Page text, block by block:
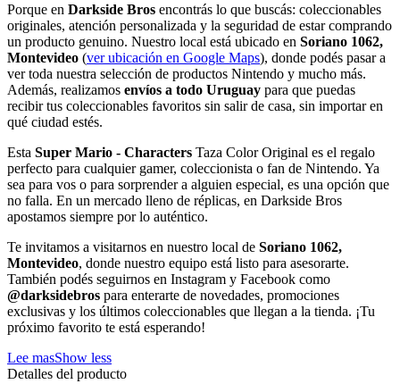
Porque en Darkside Bros encontrás lo que buscás: coleccionables
originales, atención personalizada y la seguridad de estar comprando
un producto genuino. Nuestro local está ubicado en Soriano 1062,
Montevideo (ver ubicación en Google Maps), donde podés pasar a
ver toda nuestra selección de productos Nintendo y mucho más.
Además, realizamos envíos a todo Uruguay para que puedas
recibir tus coleccionables favoritos sin salir de casa, sin importar en
qué ciudad estés.
Esta Super Mario - Characters Taza Color Original es el regalo
perfecto para cualquier gamer, coleccionista o fan de Nintendo. Ya
sea para vos o para sorprender a alguien especial, es una opción que
no falla. En un mercado lleno de réplicas, en Darkside Bros
apostamos siempre por lo auténtico.
Te invitamos a visitarnos en nuestro local de Soriano 1062,
Montevideo, donde nuestro equipo está listo para asesorarte.
También podés seguirnos en Instagram y Facebook como
@darksidebros para enterarte de novedades, promociones
exclusivas y los últimos coleccionables que llegan a la tienda. ¡Tu
próximo favorito te está esperando!
Lee masShow less
Detalles del producto